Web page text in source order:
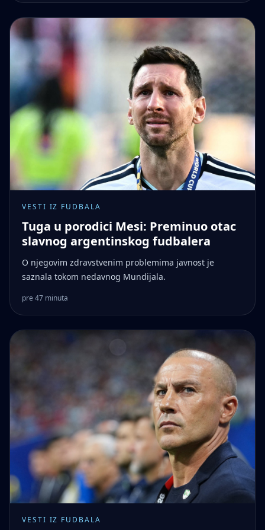
VESTI IZ FUDBALA
Tuga u porodici Mesi: Preminuo otac
slavnog argentinskog fudbalera
O njegovim zdravstvenim problemima javnost je
saznala tokom nedavnog Mundijala.
pre 47 minuta
VESTI IZ FUDBALA